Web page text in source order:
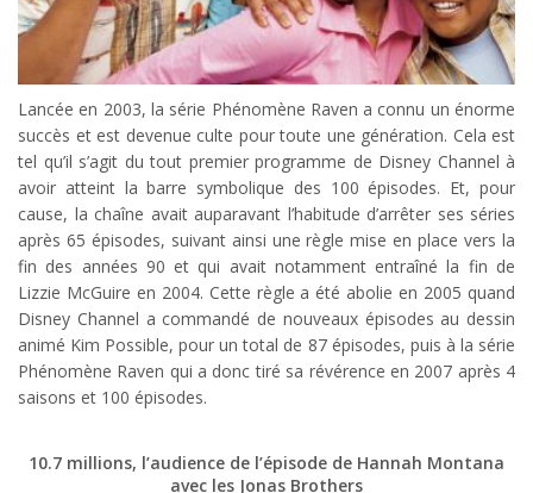
Lancée en 2003, la série Phénomène Raven a connu un énorme
succès et est devenue culte pour toute une génération. Cela est
tel qu’il s’agit du tout premier programme de Disney Channel à
avoir atteint la barre symbolique des 100 épisodes. Et, pour
cause, la chaîne avait auparavant l’habitude d’arrêter ses séries
après 65 épisodes, suivant ainsi une règle mise en place vers la
fin des années 90 et qui avait notamment entraîné la fin de
Lizzie McGuire en 2004. Cette règle a été abolie en 2005 quand
Disney Channel a commandé de nouveaux épisodes au dessin
animé Kim Possible, pour un total de 87 épisodes, puis à la série
Phénomène Raven qui a donc tiré sa révérence en 2007 après 4
saisons et 100 épisodes.
10.7 millions, l’audience de l’épisode de Hannah Montana
avec les Jonas Brothers